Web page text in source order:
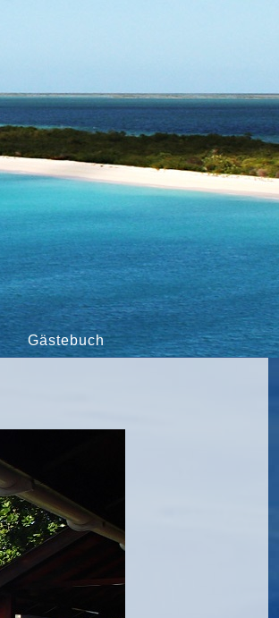
Gästebuch